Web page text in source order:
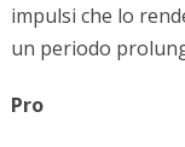
impulsi che lo
un periodo
Pro